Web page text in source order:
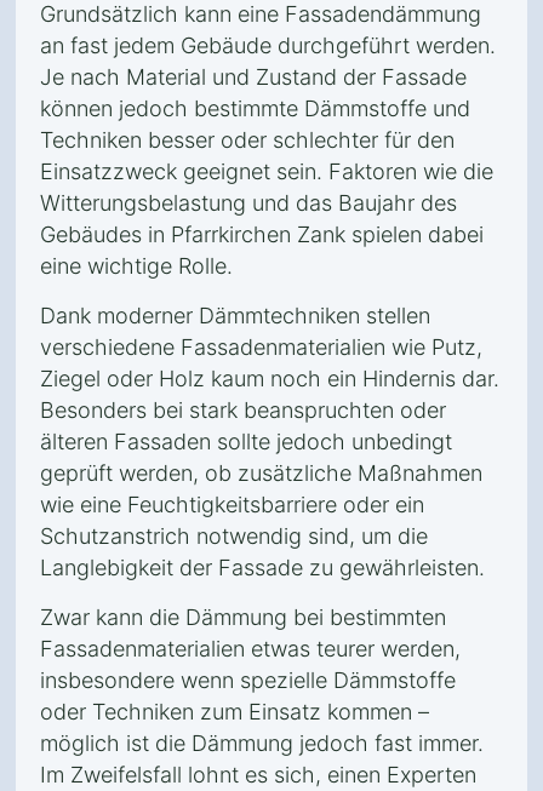
Grundsätzlich kann eine Fassadendämmung
an fast jedem Gebäude durchgeführt werden.
Je nach Material und Zustand der Fassade
können jedoch bestimmte Dämmstoffe und
Techniken besser oder schlechter für den
Einsatzzweck geeignet sein. Faktoren wie die
Witterungsbelastung und das Baujahr des
Gebäudes in Pfarrkirchen Zank spielen dabei
eine wichtige Rolle.
Dank moderner Dämmtechniken stellen
verschiedene Fassadenmaterialien wie Putz,
Ziegel oder Holz kaum noch ein Hindernis dar.
Besonders bei stark beanspruchten oder
älteren Fassaden sollte jedoch unbedingt
geprüft werden, ob zusätzliche Maßnahmen
wie eine Feuchtigkeitsbarriere oder ein
Schutzanstrich notwendig sind, um die
Langlebigkeit der Fassade zu gewährleisten.
Zwar kann die Dämmung bei bestimmten
Fassadenmaterialien etwas teurer werden,
insbesondere wenn spezielle Dämmstoffe
oder Techniken zum Einsatz kommen –
möglich ist die Dämmung jedoch fast immer.
Im Zweifelsfall lohnt es sich, einen Experten